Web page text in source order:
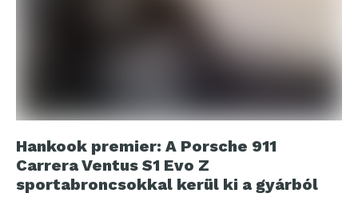
Hankook premier: A Porsche 911
Carrera Ventus S1 Evo Z
sportabroncsokkal kerül ki a gyárból